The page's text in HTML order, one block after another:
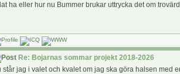
ha eller hur nu Bummer brukar uttrycka det om
Re: Bojarnas sommar projekt 2018-2026
står jag i valet och kvalet om jag ska göra halsen med